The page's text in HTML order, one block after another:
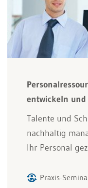
entwickeln und
Talente und
nachhaltig
Ihr Personal
Praxis-